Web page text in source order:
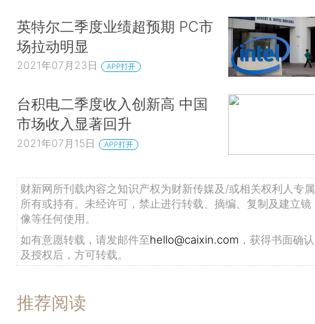
英特尔二季度业绩超预期 PC市
场拉动明显
2021年07月23日 APP打开
台积电二季度收入创新高 中国
市场收入显著回升
2021年07月15日 APP打开
财新网所刊载内容之知识产权为财新传媒及/或相关权利人专属
所有或持有。未经许可，禁止进行转载、摘编、复制及建立镜
像等任何使用。
如有意愿转载，请发邮件至hello@caixin.com ，获得书面确认
及授权后，方可转载。
推荐阅读